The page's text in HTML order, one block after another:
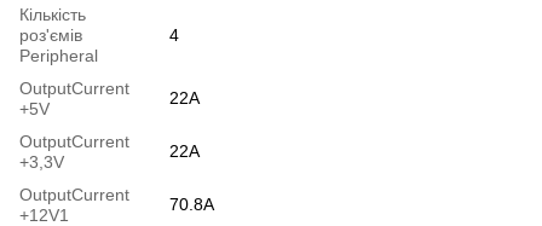
Кількість
роз'ємів
Peripheral
4
OutputСurrent
+5V
22A
OutputСurrent
+3,3V
22A
OutputCurrent
+12V1
70.8A